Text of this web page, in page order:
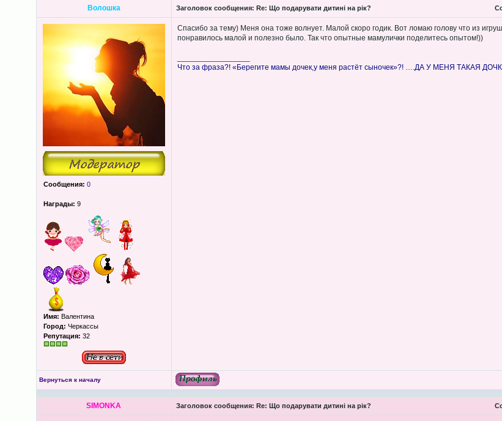
Волошка Заголовок сообщения: Re: Що подарувати дитині на рік?
Сообщения: 0
Награды: 9
Имя: Валентина
Город: Черкассы
Репутация: 32
Спасибо за тему) Меня она тоже волнует. Малой скоро годик. Вот ломаю голову что из
понравилось малой и полезно было. Так что опытные мамулички поделитесь опытом!))
Что за фраза?! «Берегите мамы дочек,у меня растёт сыночек»?! ….ДА У МЕНЯ ТАКАЯ
Вернуться к началу
SIMONKA Заголовок сообщения: Re: Що подарувати дитині на рік?